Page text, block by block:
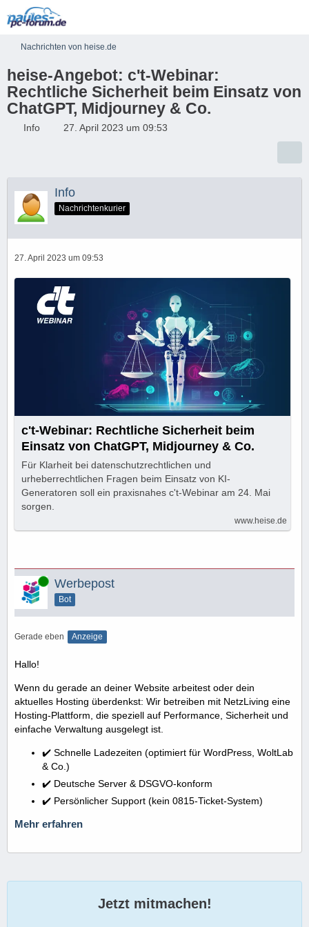
Nachrichten von heise.de
heise-Angebot: c't-Webinar:
Rechtliche Sicherheit beim Einsatz von
ChatGPT, Midjourney & Co.
Info 27. April 2023 um 09:53
Info
Nachrichtenkurier
27. April 2023 um 09:53
c't-Webinar: Rechtliche Sicherheit beim
Einsatz von ChatGPT, Midjourney & Co.
Für Klarheit bei datenschutzrechtlichen und
urheberrechtlichen Fragen beim Einsatz von KI-
Generatoren soll ein praxisnahes c't-Webinar am 24. Mai
sorgen.
www.heise.de
Online Werbepost
Bot
Gerade eben Anzeige
Hallo!
Wenn du gerade an deiner Website arbeitest oder dein
aktuelles Hosting überdenkst: Wir betreiben mit NetzLiving eine
Hosting-Plattform, die speziell auf Performance, Sicherheit und
einfache Verwaltung ausgelegt ist.
✔️ Schnelle Ladezeiten (optimiert für WordPress, WoltLab
& Co.)
✔️ Deutsche Server & DSGVO-konform
✔️ Persönlicher Support (kein 0815-Ticket-System)
Mehr erfahren
Jetzt mitmachen!